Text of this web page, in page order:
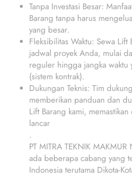
Tanpa Investasi Besar:
Barang tanpa harus
yang besar.
Fleksibilitas Waktu: Sewa
jadwal proyek Anda, mulai
reguler hingga jangka
(sistem kontrak).
Dukungan Teknis: Tim
memberikan panduan dan
Lift Barang kami,
lancar
.
PT MITRA TEKNIK MAKMUR
ada beberapa cabang yang
Indonesia terutama Dikota-